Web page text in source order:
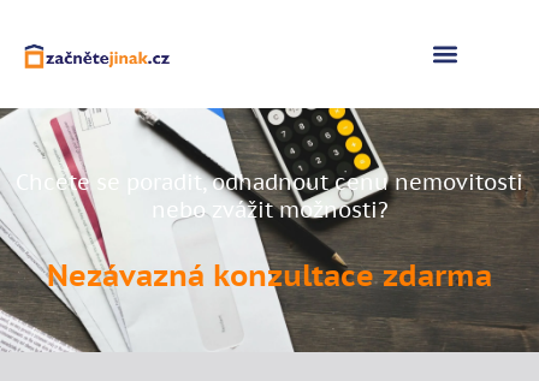
Chcete se poradit, odhadnout cenu nemovitosti
nebo zvážit možnosti?
Nezávazná konzultace zdarma